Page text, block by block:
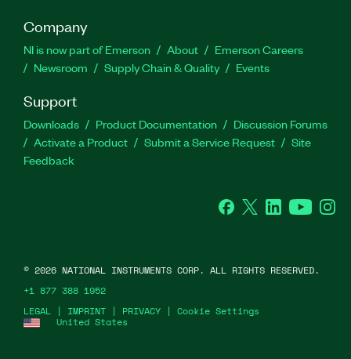
Company
NI is now part of Emerson About
Emerson Careers
Newsroom
Supply Chain & Quality Events
Support
Downloads Product Documentation
Discussion Forums
Activate a Product
Submit a Service Request
Site
Feedback
Facebook
Twitter LinkedInYouTube
United States
LEGAL | IMPRINT | PRIVACY | Cookie Settings
© 2026 NATIONAL INSTRUMENTS CORP. ALL RIGHTS RESERVED.
+1 877 388 1952